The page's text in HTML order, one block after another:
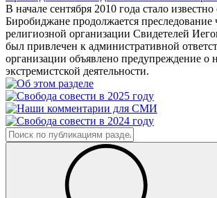
В начале сентября 2010 года стало
Биробиджане продолжается преследование
религиозной организации Свидетелей
был привлечен к административной
организации объявлено предупреждение о
экстремистской деятельности.